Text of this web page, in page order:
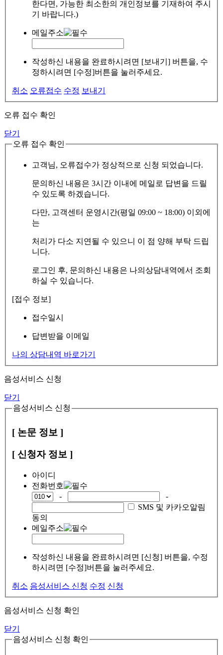
한다면, 가능한 최소한의 개인정보를 기재하여 주시
기 바랍니다.)
메일주소
작성하신 내용을 완료하시려면 [보내기] 버튼을, 수
정하시려면 [수정]버튼을 눌러주세요.
취소 오류접수 수정 보내기
오류 접수 확인
닫기
오류 접수 확인
고객님, 오류접수가 정상적으로 신청 되었습니다.
문의하신 내용은 3시간 이내에 메일로 답변을 드릴
수 있도록 하겠습니다.
다만, 고객센터 운영시간(평일 09:00 ~ 18:00) 이외에
는
처리가 다소 지연될 수 있으니 이 점 양해 부탁 드립
니다.
로그인 후, 문의하신 내용은 나의상담내역에서 조회
하실 수 있습니다.
[접수 정보]
접수일시
답변받을 이메일
나의 상담내역 바로가기
음성서비스 신청
닫기
음성서비스 신청
[ 논문 정보 ]
[ 신청자 정보 ]
아이디
전화번호
-
-
SMS 및 카카오알림
동의
메일주소
작성하신 내용을 완료하시려면 [신청] 버튼을, 수정
하시려면 [수정]버튼을 눌러주세요.
취소 음성서비스 신청 수정 신청
음성서비스 신청 확인
닫기
음성서비스 신청 확인